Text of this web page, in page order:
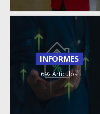
INFORMES
692 Artículos